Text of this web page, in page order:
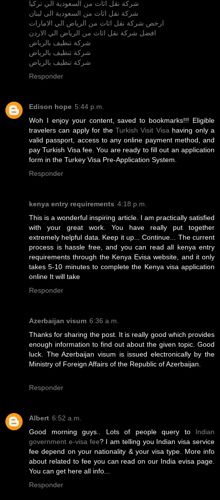
شركة نقل اثاث من السعودية الي تركيا
شركة نقل اثاث من السعودية الى لبنان
ارخص شركة نقل اثاث من الرياض الي الامارات
افضل شركة نقل اثاث من الرياض الي الاردن
شركة تنظيف بالرياض
شركة تنظيف بالرياض
شركة تنظيف بالرياض
Responder
Edison hope 5:44 p.m.
Woh I enjoy your content, saved to bookmarks!!! Eligible
travelers can apply for the Turkish Visit Visahaving only a
valid passport, access to any online payment method, and
pay Turkish Visa fee. You are ready to fill out an application
form in the Turkey Visa Pre-Application System.
Responder
kenya entry requirements 4:18 p.m.
This is a wonderful inspiring article. I am practically satisfied
with your great work. You have really put together
extremely helpful data. Keep it up... Continue... The current
process is hassle free, and you can read all kenya entry
requirements through the Kenya Evisa website, and it only
takes 5-10 minutes to complete the Kenya visa application
online It will take
Responder
Azerbaijan visum 6:36 a.m.
Thanks for sharing the post. It is really good which provides
enough information to find out about the given topic. Good
luck. The Azerbaijan visum is issued electronically by the
Ministry of Foreign Affairs of the Republic of Azerbaijan.
Responder
Albert 6:52 a.m.
Good morning guys.. Lots of people query to Indian
government e-visa fee? I am telling you Indian visa service
fee depend on your nationality & your visa type. More info
about related to fee you can read on our India evisa page.
You can get here all info...
Responder